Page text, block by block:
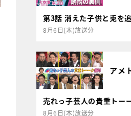
第3話 消えた子供と兎を
8月6日(木)放送分
アメ
売れっ子芸人の貴重トー
8月6日(木)放送分